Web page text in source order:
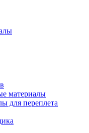
материалы
для переплета